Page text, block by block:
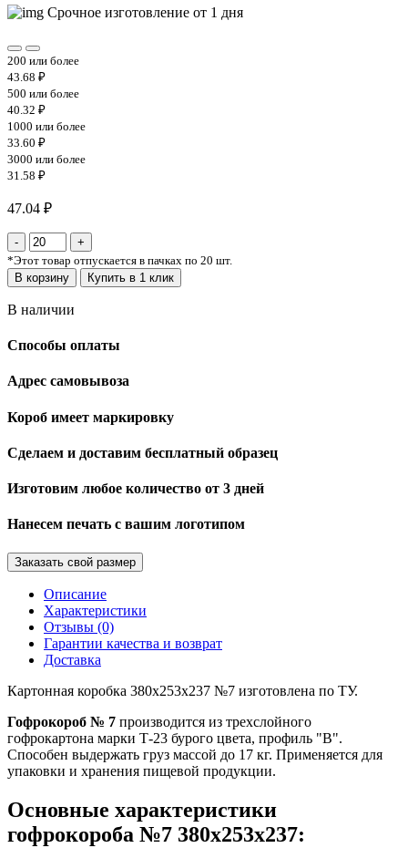
Срочное изготовление от 1 дня
200 или более
43.68 ₽
500 или более
40.32 ₽
1000 или более
33.60 ₽
3000 или более
31.58 ₽
47.04 ₽
*Этот товар отпускается в пачках по 20 шт.
В корзину
Купить в 1 клик
В наличии
Способы оплаты
Адрес самовывоза
Короб имеет маркировку
Сделаем и доставим бесплатный образец
Изготовим любое количество от 3 дней
Нанесем печать с вашим логотипом
Заказать свой размер
Описание
Характеристики
Отзывы (0)
Гарантии качества и возврат
Доставка
Картонная коробка 380х253х237 №7 изготовлена по ТУ.
Гофрокороб № 7 производится из трехслойного
гофрокартона марки Т-23 бурого цвета, профиль "В".
Способен выдержать груз массой до 17 кг. Применяется для
упаковки и хранения пищевой продукции.
Основные характеристики
гофрокороба №7 380х253х237: